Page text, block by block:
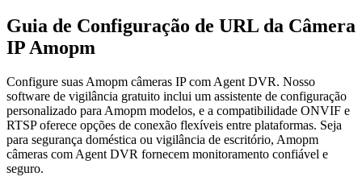
Guia de Configuração de URL da Câmera
IP Amopm
Configure suas Amopm câmeras IP com Agent DVR. Nosso
software de vigilância gratuito inclui um assistente de configuração
personalizado para Amopm modelos, e a compatibilidade ONVIF e
RTSP oferece opções de conexão flexíveis entre plataformas. Seja
para segurança doméstica ou vigilância de escritório, Amopm
câmeras com Agent DVR fornecem monitoramento confiável e
seguro.